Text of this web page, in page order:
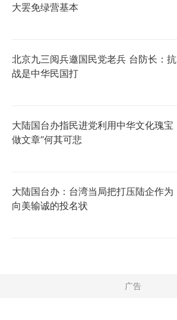
大罢免绿营基本
北京九三阅兵邀国民党老兵 台防长：抗
战是中华民国打
大陆国台办指民进党利用中华文化瑰宝
做文章“何其可悲
大陆国台办：台湾当局把打压陆企作为
向美输诚的投名状